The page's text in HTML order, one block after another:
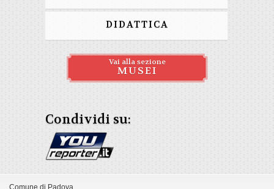
DIDATTICA
Vai alla sezione
MUSEI
Condividi su:
Comune di Padova